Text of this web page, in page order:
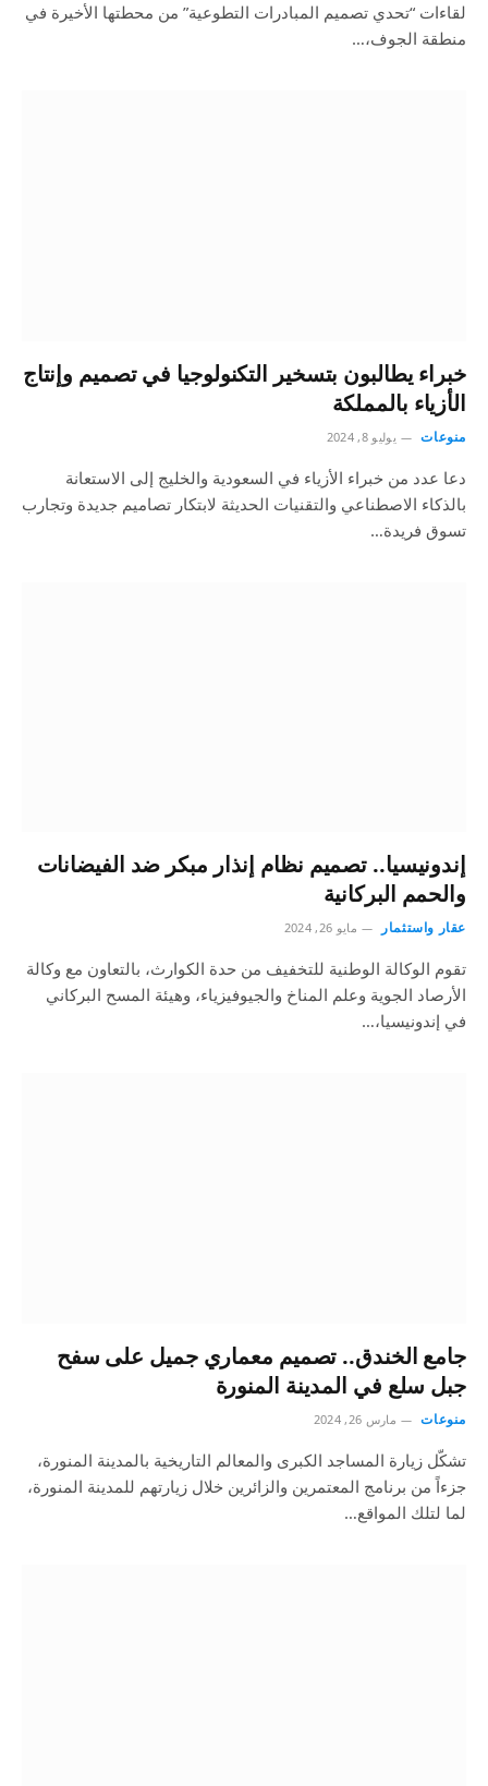
لقاءات “تحدي تصميم المبادرات التطوعية” من محطتها الأخيرة في
منطقة الجوف،…
خبراء يطالبون بتسخير التكنولوجيا في تصميم وإنتاج
الأزياء بالمملكة
منوعات يوليو 8, 2024
دعا عدد من خبراء الأزياء في السعودية والخليج إلى الاستعانة
بالذكاء الاصطناعي والتقنيات الحديثة لابتكار تصاميم جديدة وتجارب
تسوق فريدة…
إندونيسيا.. تصميم نظام إنذار مبكر ضد الفيضانات
والحمم البركانية
عقار واستثمار مايو 26, 2024
تقوم الوكالة الوطنية للتخفيف من حدة الكوارث، بالتعاون مع وكالة
الأرصاد الجوية وعلم المناخ والجيوفيزياء، وهيئة المسح البركاني
في إندونيسيا،…
جامع الخندق.. تصميم معماري جميل على سفح
جبل سلع في المدينة المنورة
منوعات مارس 26, 2024
تشكّل زيارة المساجد الكبرى والمعالم التاريخية بالمدينة المنورة،
جزءاً من برنامج المعتمرين والزائرين خلال زيارتهم للمدينة المنورة،
لما لتلك المواقع…